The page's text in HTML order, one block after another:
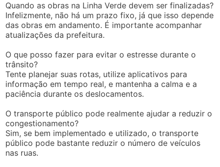
Quando as obras na Linha Verde devem ser finalizadas?
Infelizmente, não há um prazo fixo, já que isso depende
das obras em andamento. É importante acompanhar
atualizações da prefeitura.
O que posso fazer para evitar o estresse durante o
trânsito?
Tente planejar suas rotas, utilize aplicativos para
informação em tempo real, e mantenha a calma e a
paciência durante os deslocamentos.
O transporte público pode realmente ajudar a reduzir o
congestionamento?
Sim, se bem implementado e utilizado, o transporte
público pode bastante reduzir o número de veículos
nas ruas.